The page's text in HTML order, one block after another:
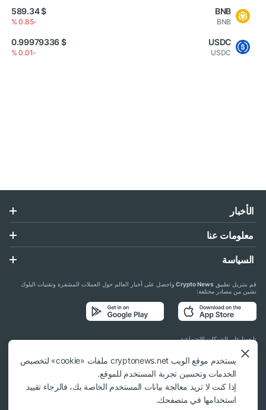
BNB
BNB
$ 589.34
-0.85 %
USDC
USDC
$ 0.99979336
-0.01 %
الأخبار
معلومات عنا
السياسة
قم بتنزيل تطبيق Crypto News واحصل على أخبار العالم حول العملات المشفرة وتقنيات البلوك
تشين من مصادر مختلفة:
تابعونا على الشبكات الاجتماعية
يستخدم موقع الويب cryptonews.net ملفات «cookie» لتخصيص
الخدمات وتحسين تجربة المستخدم للموقع.
إذا كنت لا تريد معالجة بيانات المستخدم الخاصة بك، فالرجاء تقييد
استخدامها في متصفحك.